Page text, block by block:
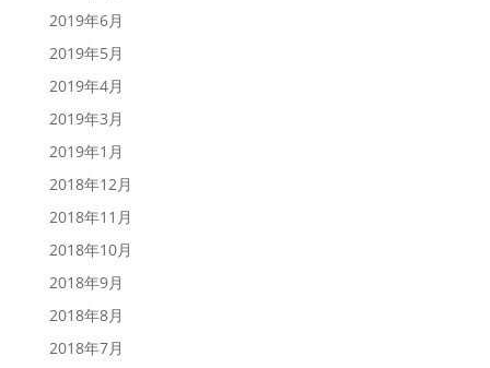
2019年6月
2019年5月
2019年4月
2019年3月
2019年1月
2018年12月
2018年11月
2018年10月
2018年9月
2018年8月
2018年7月